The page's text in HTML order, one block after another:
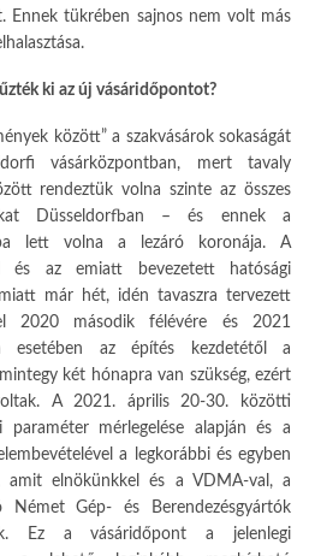
Ennek tükrében sajnos nem volt más
ki az új vásáridőpontot?
között” a szakvásárok sokaságát
vásárközpontban, mert tavaly
rendeztük volna szinte az összes
Düsseldorfban – és ennek a
lett volna a lezáró koronája. A
és az emiatt bevezetett hatósági
már hét, idén tavaszra tervezett
2020 második félévére és 2021
esetében az építés kezdetétől a
két hónapra van szükség, ezért
A 2021. április 20-30. közötti
paraméter mérlegelése alapján és a
a legkorábbi és egyben
amit elnökünkkel és a VDMA-val, a
Német Gép- és Berendezésgyártók
Ez a vásáridőpont a jelenlegi